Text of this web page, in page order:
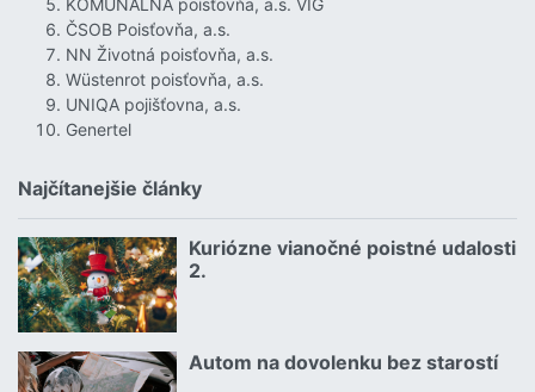
KOMUNÁLNA poisťovňa, a.s. VIG
ČSOB Poisťovňa, a.s.
NN Životná poisťovňa, a.s.
Wüstenrot poisťovňa, a.s.
UNIQA pojišťovna, a.s.
Genertel
Najčítanejšie články
Kuriózne vianočné poistné udalosti
2.
18.12.2024 | | redakcia
Autom na dovolenku bez starostí
02.07.2026 |